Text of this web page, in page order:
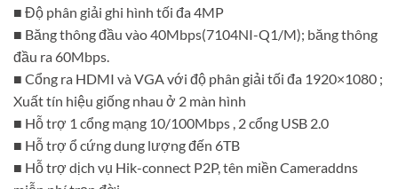
■ Độ phân giải ghi hình tối đa 4MP
■ Băng thông đầu vào 40Mbps(7104NI-Q1/M); băng thông
đầu ra 60Mbps.
■ Cổng ra HDMI và VGA với độ phân giải tối đa 1920×1080 ;
Xuất tín hiệu giống nhau ở 2 màn hình
■ Hỗ trợ 1 cổng mạng 10/100Mbps , 2 cổng USB 2.0
■ Hỗ trợ ổ cứng dung lượng đến 6TB
■ Hỗ trợ dịch vụ Hik-connect P2P, tên miền Cameraddns